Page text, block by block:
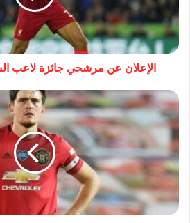
الإعلان عن مرشحي جائزة لاعب